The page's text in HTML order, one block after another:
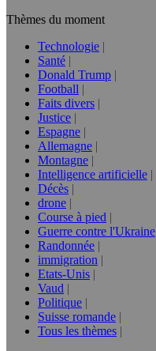
Thèmes du moment
Technologie
Santé
Donald Trump
Football
Faits divers
Justice
Espagne
Allemagne
Montagne
Intelligence artificielle
Décès
drone
Course à pied
Guerre contre l'Ukraine
Randonnée
immigration
Etats-Unis
Vaud
Politique
Suisse romande
Tous les thèmes